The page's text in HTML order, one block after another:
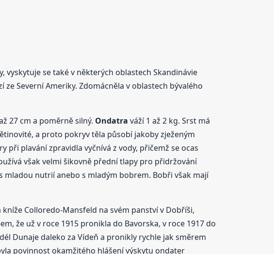
vyskytuje se také v některých oblastech Skandinávie
ze Severní Ameriky. Zdomácněla v oblastech bývalého
27 cm a poměrně silný. Ondatra váží 1 až 2 kg. Srst má
a proto pokryv těla působí jakoby zježeným
plavání zpravidla vyčnívá z vody, přičemž se ocas
však velmi šikovně přední tlapy pro přidržování
mladou nutrií anebo s mladým bobrem. Bobři však mají
Colloredo-Mansfeld na svém panství v Dobříši,
že už v roce 1915 pronikla do Bavorska, v roce 1917 do
Dunaje daleko za Vídeň a pronikly rychle jak směrem
povinnost okamžitého hlášení výskytu ondater